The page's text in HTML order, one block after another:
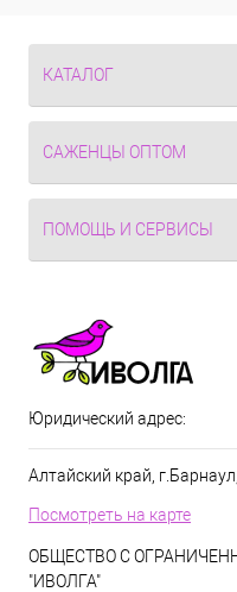
КАТАЛОГ
САЖЕНЦЫ ОПТОМ
ПОМОЩЬ И СЕРВИСЫ
Юридический адрес:
Алтайский край,
Посмотреть на карте
ОБЩЕСТВО С
"ИВОЛГА"